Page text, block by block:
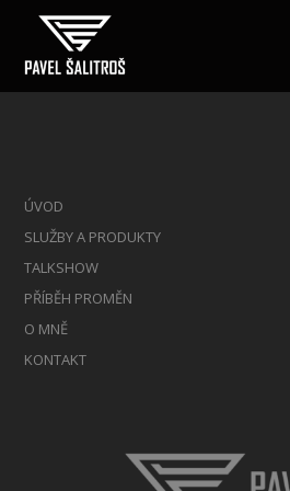
ÚVOD
SLUŽBY A PRODUKTY
TALKSHOW
PŘÍBĚH PROMĚN
O MNĚ
KONTAKT